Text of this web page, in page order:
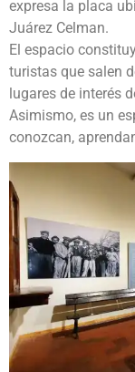
expresa la placa
Juárez Celman.
El espacio
turistas que salen
lugares de interés
Asimismo, es un
conozcan,